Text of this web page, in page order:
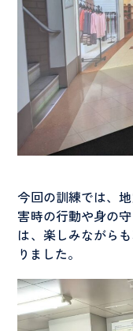
今回の訓練では、
害時の行動や身の
は、楽しみながら
りました。